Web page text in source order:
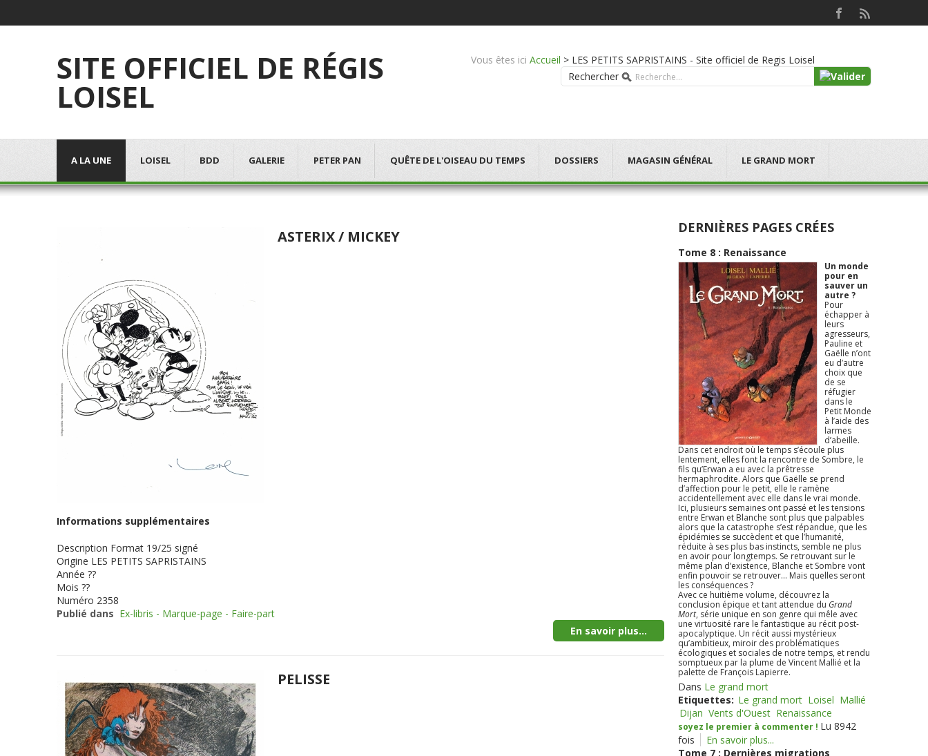
SITE OFFICIEL DE RÉGIS
LOISEL
Vous êtes ici Accueil > LES PETITS SAPRISTAINS - Site officiel de Regis Loisel
Rechercher
A LA UNE LOISEL BDD GALERIE PETER PAN QUÊTE DE L'OISEAU DU TEMPS DOSSIERS MAGASIN GÉNÉRAL LE GRAND MORT
ASTERIX / MICKEY
Informations supplémentaires
Description Format 19/25 signé
Origine LES PETITS SAPRISTAINS
Année ??
Mois ??
Numéro 2358
Publié dans Ex-libris - Marque-page - Faire-part
En savoir plus...
PELISSE
DERNIÈRES PAGES CRÉES
Tome 8 : Renaissance
Un monde
pour en
sauver un
autre ?
Pour
échapper à
leurs
agresseurs,
Pauline et
Gaëlle n’ont
eu d’autre
choix que
de se
réfugier
dans le
Petit Monde
à l’aide des
larmes
d’abeille.
Dans cet endroit où le temps s’écoule plus
lentement, elles font la rencontre de Sombre, le
fils qu’Erwan a eu avec la prêtresse
hermaphrodite. Alors que Gaëlle se prend
d’affection pour le petit, elle le ramène
accidentellement avec elle dans le vrai monde.
Ici, plusieurs semaines ont passé et les tensions
entre Erwan et Blanche sont plus que palpables
alors que la catastrophe s’est répandue, que les
épidémies se succèdent et que l’humanité,
réduite à ses plus bas instincts, semble ne plus
en avoir pour longtemps. Se retrouvant sur le
même plan d’existence, Blanche et Sombre vont
enfin pouvoir se retrouver… Mais quelles seront
les conséquences ?
Avec ce huitième volume, découvrez la
conclusion épique et tant attendue du Grand
Mort, série unique en son genre qui mêle avec
une virtuosité rare le fantastique au récit post-
apocalyptique. Un récit aussi mystérieux
qu’ambitieux, miroir des problématiques
écologiques et sociales de notre temps, et rendu
somptueux par la plume de Vincent Mallié et la
palette de François Lapierre.
Dans Le grand mort
Etiquettes: Le grand mort Loisel Mallié
Dijan Vents d'Ouest Renaissance
soyez le premier à commenter ! Lu 8942
fois
En savoir plus...
Tome 7 : Dernières migrations